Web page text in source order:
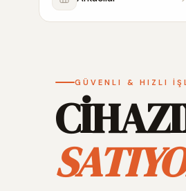
GÜVENLI & HIZLI